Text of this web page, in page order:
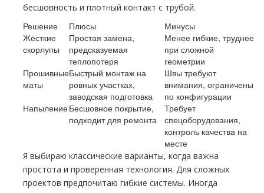
бесшовность и плотный контакт с трубой.
Решение Плюсы
Минусы
Жёсткие
скорлупы
Простая замена,
предсказуемая
теплопотеря
Менее гибкие, труднее
при сложной
геометрии
Прошивные
маты
Быстрый монтаж на
ровных участках,
заводская подготовка
Швы требуют
внимания, ограничены
по конфигурации
НапылениеБесшовное покрытие,
подходит для ремонта
Требует
спецоборудования,
контроль качества на
месте
Я выбираю классические варианты, когда важна
простота и проверенная технология. Для сложных
проектов предпочитаю гибкие системы. Иногда